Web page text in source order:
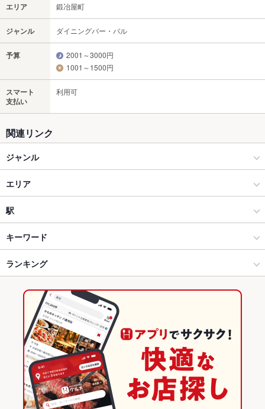
エリア 鍛冶屋町
ジャンル ダイニングバー・バル
予算
2001～3000円
1001～1500円
スマート
支払い
利用可
関連リンク
ジャンル
ダイニングバー・バル
スペインバル・イタリアンバール
高松市中心部 × ダイニングバー・バル
高松市中心部 × スペインバル・イタリアンバール
瓦町駅 × ダイニングバー・バル
瓦町駅 × スペインバル・イタリアンバール
エリア
鍛冶屋町
鍛冶屋町 × ダイニングバー・バル
鍛冶屋町 × スペインバル・イタリアンバール
香川 × ダイニングバー・バル
香川 × スペインバル・イタリアンバール
駅
片原町駅
瓦町駅
高松駅
キーワード
からあげ
ピザ マルゲリータ
デザート アヒージョ 生ハム
ランキング
香川のグルメランキング
香川のダイニングバー・バルランキング
香川のスペインバル・イタリアンバールランキング
高松市中心部のグルメランキング
高松市中心部のダイニングバー・バルランキング